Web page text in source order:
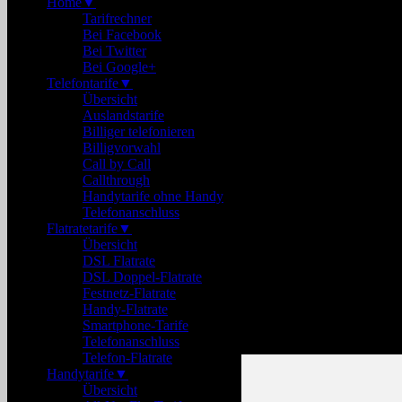
Tarifrechner
Bei Facebook
Bei Twitter
Bei Google+
Telefontarife▼
Übersicht
Auslandstarife
Billiger telefonieren
Billigvorwahl
Call by Call
Callthrough
Handytarife ohne Handy
Telefonanschluss
Flatratetarife▼
Übersicht
DSL Flatrate
DSL Doppel-Flatrate
Festnetz-Flatrate
Handy-Flatrate
Smartphone-Tarife
Telefonanschluss
Telefon-Flatrate
Handytarife▼
Übersicht